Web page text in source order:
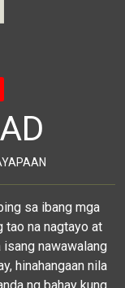
sa ibang mga
tao na nagtayo at
nawawalang
hinahangaan nila